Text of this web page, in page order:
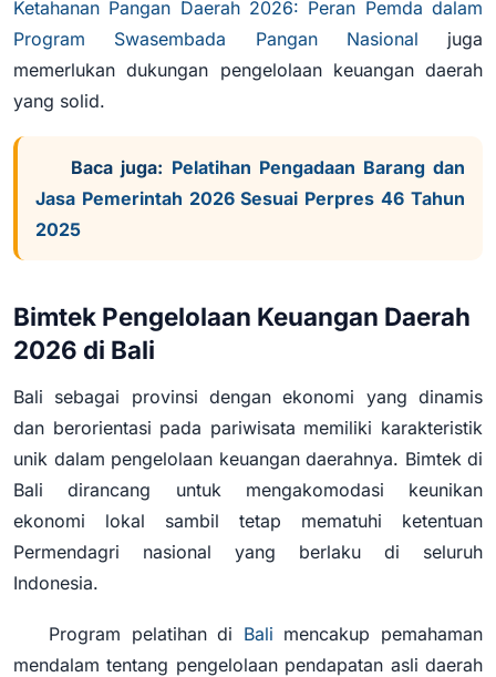
Ketahanan Pangan Daerah 2026: Peran Pemda dalam
Program Swasembada Pangan Nasional juga
memerlukan dukungan pengelolaan keuangan daerah
yang solid.
Baca juga: Pelatihan Pengadaan Barang dan
Jasa Pemerintah 2026 Sesuai Perpres 46 Tahun
2025
Bimtek Pengelolaan Keuangan Daerah
2026 di Bali
Bali sebagai provinsi dengan ekonomi yang dinamis
dan berorientasi pada pariwisata memiliki karakteristik
unik dalam pengelolaan keuangan daerahnya. Bimtek di
Bali dirancang untuk mengakomodasi keunikan
ekonomi lokal sambil tetap mematuhi ketentuan
Permendagri nasional yang berlaku di seluruh
Indonesia.
Program pelatihan di Bali mencakup pemahaman
mendalam tentang pengelolaan pendapatan asli daerah